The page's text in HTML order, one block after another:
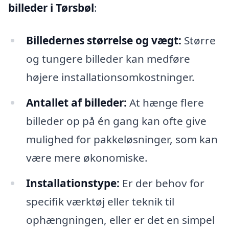
billeder i Tørsbøl:
Billedernes størrelse og vægt: Større
og tungere billeder kan medføre
højere installationsomkostninger.
Antallet af billeder: At hænge flere
billeder op på én gang kan ofte give
mulighed for pakkeløsninger, som kan
være mere økonomiske.
Installationstype: Er der behov for
specifik værktøj eller teknik til
ophængningen, eller er det en simpel